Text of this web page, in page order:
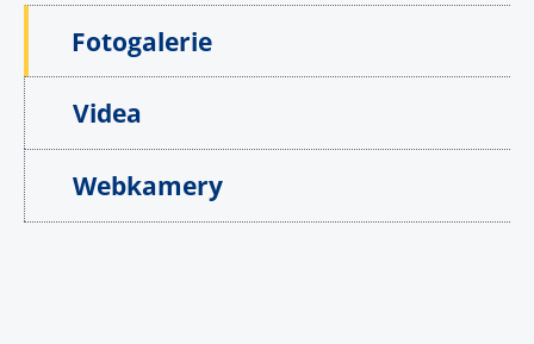
Fotogalerie
Videa
Webkamery